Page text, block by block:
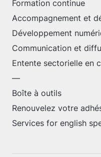
Formation continue
Accompagnement et
Développement
Communication et
Entente sectorielle en
—
Boîte à outils
Renouvelez votre
Services for english